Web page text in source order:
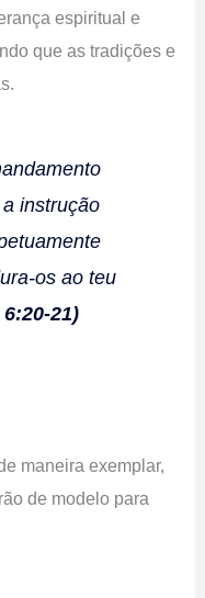
espiritual e
que as tradições e
instrução
os ao teu
21)
maneira exemplar,
de modelo para